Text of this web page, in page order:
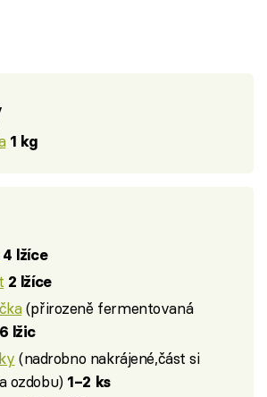
1 kg
4 lžíce
2 lžíce
(přirozeně fermentovaná
6 lžic
(nadrobno nakrájené,část si
ozdobu) 1–2 ks